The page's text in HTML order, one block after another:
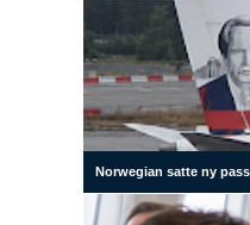
Norwegian satte ny